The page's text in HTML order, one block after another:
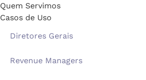
Quem Servimos
Casos de Uso
Diretores Gerais
Revenue Managers